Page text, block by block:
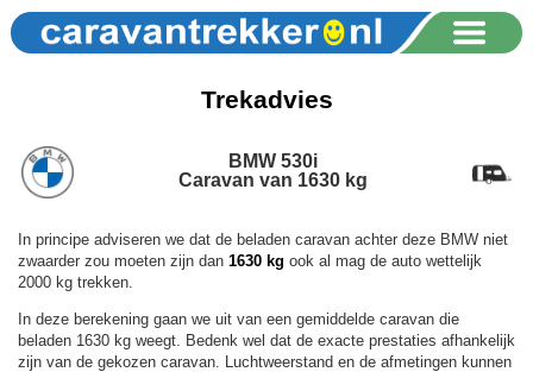
Trekadvies
BMW 530i
Caravan van 1630 kg
In principe adviseren we dat de beladen caravan achter deze BMW niet
zwaarder zou moeten zijn dan 1630 kg ook al mag de auto wettelijk
2000 kg trekken.
In deze berekening gaan we uit van een gemiddelde caravan die
beladen 1630 kg weegt. Bedenk wel dat de exacte prestaties afhankelijk
zijn van de gekozen caravan. Luchtweerstand en de afmetingen kunnen